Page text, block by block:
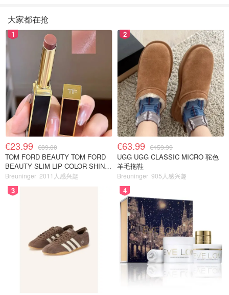
大家都在抢
1
€23.99 €39.00
TOM FORD BEAUTY TOM FORD
BEAUTY SLIM LIP COLOR SHINE
口红 open back色
Breuninger 2011人感兴趣
2
€63.99 €159.99
UGG UGG CLASSIC MICRO 驼色
羊毛拖鞋
Breuninger 905人感兴趣
3 4